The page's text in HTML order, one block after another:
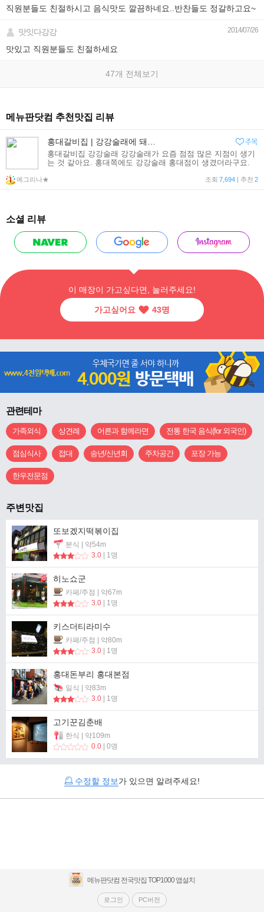
직원분들도 친절하시고 음식맛도 깔끔하네요..반찬들도 정갈하고요~
맛잇다강강 2014/07/26
맛있고 직원분들도 친절하세요
47개 전체보기
메뉴판닷컴 추천맛집 리뷰
홍대갈비집 강강술래 강강술래가 요즘 점점 많은 지점이 생기
는 것 같아요. 홍대쪽에도 강강술래 홍대점이 생겼더라구요.
어요. 갈비집하면 생각나는 강강술래에서
예그리나★ 조회 7,694 | 추천 2
소셜 리뷰
이 매장이 가고싶다면, 눌러주세요!
가고싶어요 43명
관련테마
가족외식 상견례 어른과 함께라면 전통 한국 음식(for 외국인)
점심식사 접대 송년/신년회 주차공간 포장 가능
한우전문점
주변맛집
또보겠지떡볶이집
분식 | 약54m
3.0 | 1명
히노쇼군
카페/주점 | 약67m
3.0 | 1명
키스더티라미수
카페/주점 | 약80m
3.0 | 1명
홍대돈부리 홍대본점
일식 | 약83m
3.0 | 1명
고기꾼김춘배
한식 | 약109m
0.0 | 0명
수정할 정보가 있으면 알려주세요!
메뉴판닷컴 전국맛집 TOP1000 앱설치
로그인 PC버전